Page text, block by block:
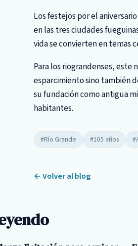
Los festejos por el
en las tres ciudades
vida se convierten en temas
Para los riograndenses,
esparcimiento sino también
su fundación como antigua
habitantes.
#Río Grande #105 años
← Volver al blog